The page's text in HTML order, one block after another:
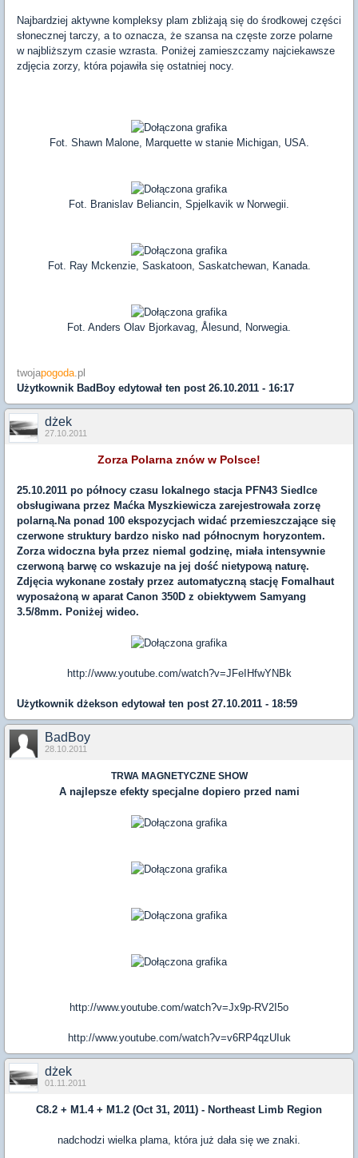
Najbardziej aktywne kompleksy plam zbliżają się do środkowej części
słonecznej tarczy, a to oznacza, że szansa na częste zorze polarne
w najbliższym czasie wzrasta. Poniżej zamieszczamy najciekawsze
zdjęcia zorzy, która pojawiła się ostatniej nocy.
Fot. Shawn Malone, Marquette w stanie Michigan, USA.
Fot. Branislav Beliancin, Spjelkavik w Norwegii.
Fot. Ray Mckenzie, Saskatoon, Saskatchewan, Kanada.
Fot. Anders Olav Bjorkavag, Ålesund, Norwegia.
twojapogoda .pl
Użytkownik BadBoy edytował ten post 26.10.2011 - 16:17
dżek
27.10.2011
Zorza Polarna znów w Polsce!
25.10.2011 po północy czasu lokalnego stacja PFN43 Siedlce
obsługiwana przez Maćka Myszkiewicza zarejestrowała zorzę
polarną.Na ponad 100 ekspozycjach widać przemieszczające się
czerwone struktury bardzo nisko nad północnym horyzontem.
Zorza widoczna była przez niemal godzinę, miała intensywnie
czerwoną barwę co wskazuje na jej dość nietypową naturę.
Zdjęcia wykonane zostały przez automatyczną stację Fomalhaut
wyposażoną w aparat Canon 350D z obiektywem Samyang
3.5/8mm. Poniżej wideo.
http://www.youtube.com/watch?v=JFeIHfwYNBk
Użytkownik dżekson edytował ten post 27.10.2011 - 18:59
BadBoy
28.10.2011
TRWA MAGNETYCZNE SHOW
A najlepsze efekty specjalne dopiero przed nami
http://www.youtube.com/watch?v=Jx9p-RV2I5o
http://www.youtube.com/watch?v=v6RP4qzUIuk
dżek
01.11.2011
C8.2 + M1.4 + M1.2 (Oct 31, 2011) - Northeast Limb Region
nadchodzi wielka plama, która już dała się we znaki.